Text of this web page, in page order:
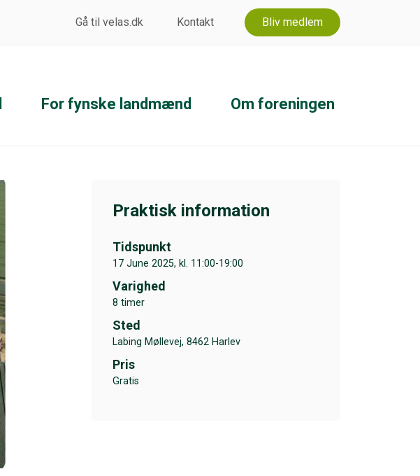
Gå til velas.dk Kontakt Bliv medlem
For fynske landmænd Om foreningen
Praktisk information
Tidspunkt
17 June 2025, kl. 11:00-19:00
Varighed
8 timer
Sted
Labing Møllevej, 8462 Harlev
Pris
Gratis